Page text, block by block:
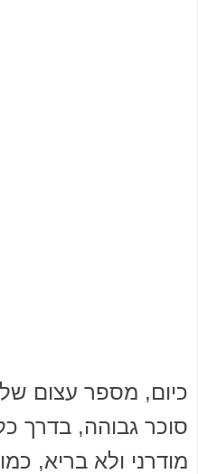
כיום, מספר עצום
סוכר גבוהה, בדרך
מודרני ולא בריא,